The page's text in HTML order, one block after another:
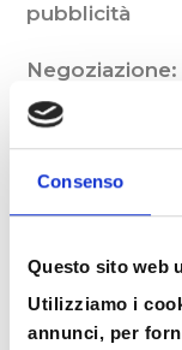
Consenso
Questo sito web
Utilizziamo i
annunci, per
pubblicità
definizione e
reciproci e
La verifica di
esperito
Il processo di